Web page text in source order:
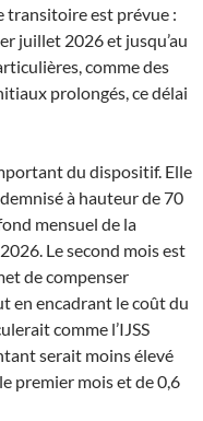
transitoire est prévue :
juillet 2026 et jusqu’au
comme des
prolongés, ce délai
du dispositif. Elle
à hauteur de 70
mensuel de la
Le second mois est
de compenser
en encadrant le coût du
comme l’IJSS
serait moins élevé
premier mois et de 0,6